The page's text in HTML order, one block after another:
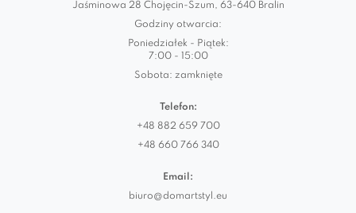
Jaśminowa 28 Chojęcin-Szum, 63-640 Bralin
Godziny otwarcia:
Poniedziałek - Piątek:
7:00 - 15:00
Sobota: zamknięte
Telefon:
+48 882 659 700
+48 660 766 340
Email:
biuro@domartstyl.eu